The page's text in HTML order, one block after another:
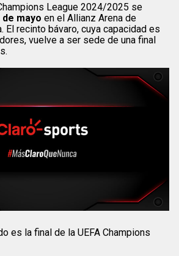
League 2024/2025 se
de mayo en el Allianz Arena de
El recinto bávaro, cuya capacidad es
vuelve a ser sede de una final
es la final de la UEFA Champions